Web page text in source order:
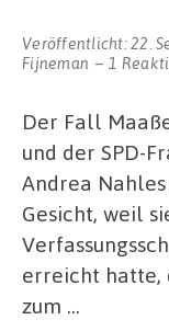
Veröffentlicht:22.
Fijneman
1
Der Fall
und der SPD-
Andrea
Gesicht, weil
erreicht hatte,
zum …